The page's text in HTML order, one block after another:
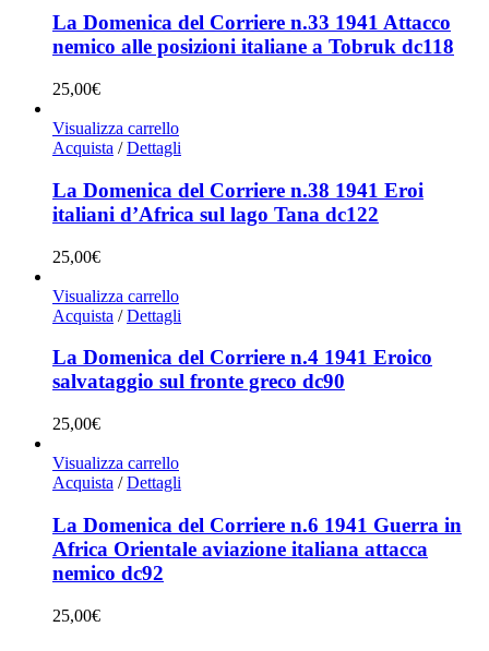
La Domenica del Corriere n.33 1941 Attacco
nemico alle posizioni italiane a Tobruk dc118
25,00€
Visualizza carrello
Acquista / Dettagli
La Domenica del Corriere n.38 1941 Eroi
italiani d’Africa sul lago Tana dc122
25,00€
Visualizza carrello
Acquista / Dettagli
La Domenica del Corriere n.4 1941 Eroico
salvataggio sul fronte greco dc90
25,00€
Visualizza carrello
Acquista / Dettagli
La Domenica del Corriere n.6 1941 Guerra in
Africa Orientale aviazione italiana attacca
nemico dc92
25,00€